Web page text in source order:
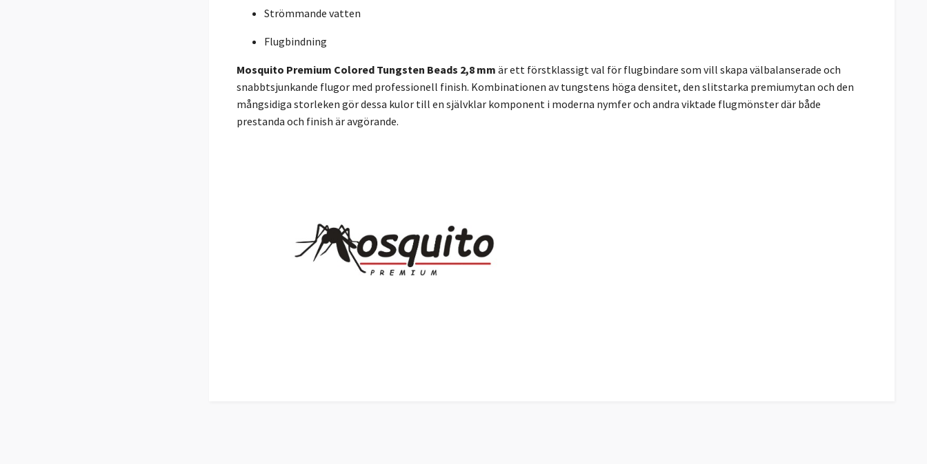
Strömmande vatten
Flugbindning
Mosquito Premium Colored Tungsten Beads 2,8 mm är ett förstklassigt val för flugbindare som vill skapa välbalanserade och
snabbtsjunkande flugor med professionell finish. Kombinationen av tungstens höga densitet, den slitstarka premiumytan och den
mångsidiga storleken gör dessa kulor till en självklar komponent i moderna nymfer och andra viktade flugmönster där både
prestanda och finish är avgörande.